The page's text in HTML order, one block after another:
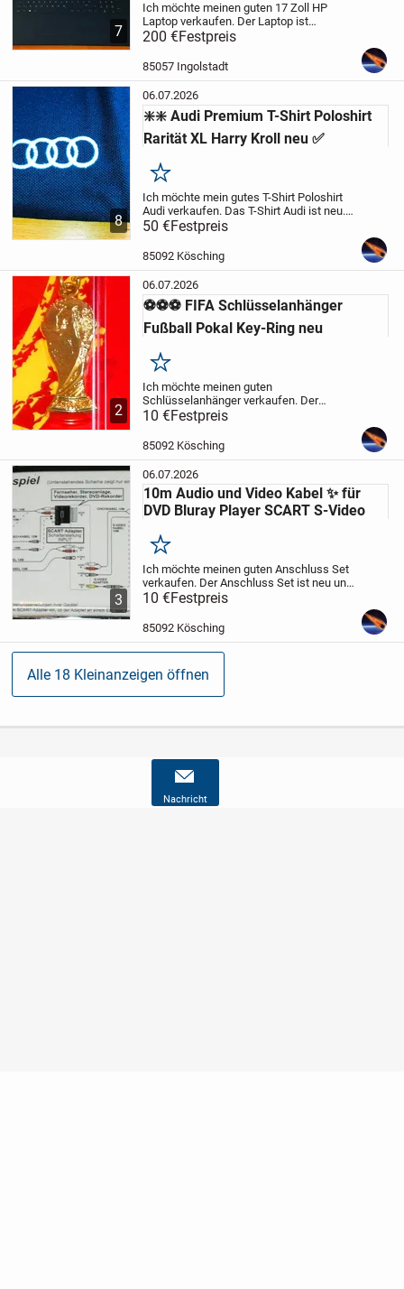
Nachricht
7
Ich möchte meinen guten 17 Zoll HP
Laptop verkaufen. Der Laptop ist
gebraucht und befindet sich in einem
guten Zustand. Auf dem Laptop ist
Windows 11 (die aktuellste Version 25H2)
installiert und mit...
200 €Festpreis
85057 Ingolstadt
8
06.07.2026
❇️❇️ Audi Premium T-Shirt Poloshirt
Rarität XL Harry Kroll neu ✅
Merken
Ich möchte mein gutes T-Shirt Poloshirt
Audi verkaufen. Das T-Shirt Audi ist neu.
Es ist eine seltene Serie, kaum zu finden,
wie Rarität. Das T-Shirt wurde zur
Sonderveranstaltung, zum Familientag
50 €Festpreis
85092 Kösching
2
06.07.2026
⚽️⚽️⚽️ FIFA Schlüsselanhänger
Fußball Pokal Key-Ring neu
Merken
Ich möchte meinen guten
Schlüsselanhänger verkaufen. Der
Zustand ist neu.Ich verkaufe meinen
alten Artikel und nach EU Recht biete ich
keine Garantie und keine Rücknahme an.
Der Artikel kann...
10 €Festpreis
85092 Kösching
3
06.07.2026
10m Audio und Video Kabel ✨️ für
DVD Bluray Player SCART S-Video
Merken
Ich möchte meinen guten Anschluss Set
verkaufen. Der Anschluss Set ist neu und
original verschweißt. Das kann man auf
den Fotos sehen. Der Satz besteht aus 2
Kabeln und 3 Adaptern.
10 €Festpreis
85092 Kösching
Alle 18 Kleinanzeigen öffnen